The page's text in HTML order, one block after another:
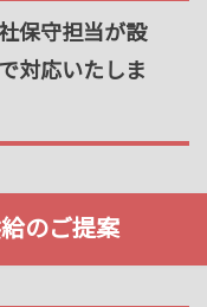
保守担当が設
対応いたしま
のご提案